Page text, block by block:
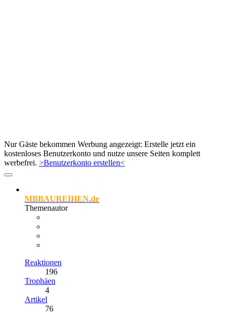
Nur Gäste bekommen Werbung angezeigt: Erstelle jetzt ein
kostenloses Benutzerkonto und nutze unsere Seiten komplett
werbefrei. >Benutzerkonto erstellen<
MBBAUREIHEN.de
Themenautor
Reaktionen
196
Trophäen
4
Artikel
76